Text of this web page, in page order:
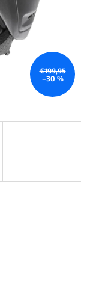
€199,95
–30 %